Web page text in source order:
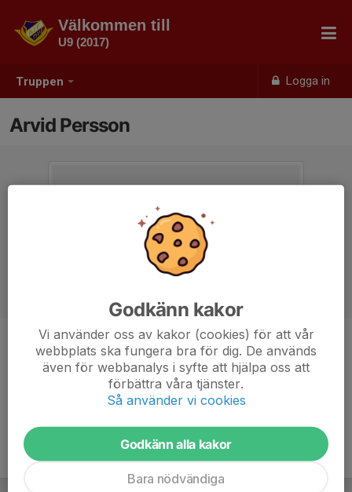
Truppen Logga in
Välkommen till
U9 (2017)
Arvid Persson
Position
-
9 år
Godkänn kakor
Vi använder oss av kakor (cookies) för att vår
webbplats ska fungera bra för dig. De används
även för webbanalys i syfte att hjälpa oss att
förbättra våra tjänster.
Så använder vi cookies
Godkänn alla kakor
Bara nödvändiga